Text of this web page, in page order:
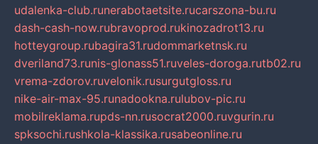
udalenka-club.runerabotaetsite.rucarszona-bu.ru
dash-cash-now.rubravoprod.rukinozadrot13.ru
hotteygroup.rubagira31.rudommarketnsk.ru
dveriland73.runis-glonass51.ruveles-doroga.rutb02.ru
vrema-zdorov.ruvelonik.rusurgutgloss.ru
nike-air-max-95.runadookna.rulubov-pic.ru
mobilreklama.rupds-nn.rusocrat2000.ruvgurin.ru
spksochi.rushkola-klassika.rusabeonline.ru